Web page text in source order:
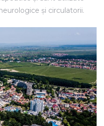
și circulatorii.